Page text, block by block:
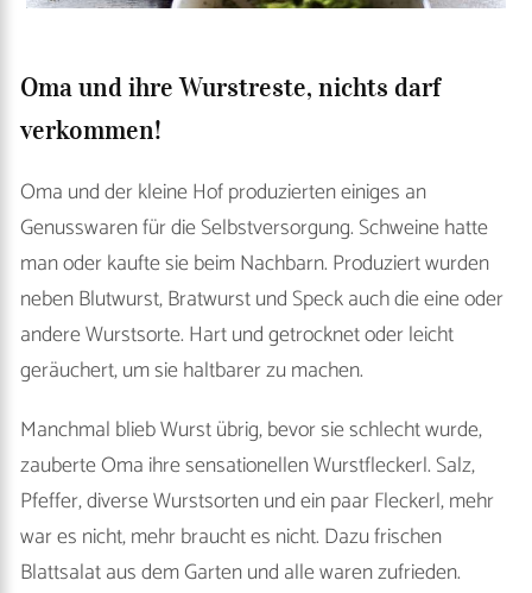
Oma und ihre Wurstreste, nichts darf
verkommen!
Oma und der kleine Hof produzierten einiges an
Genusswaren für die Selbstversorgung. Schweine hatte
man oder kaufte sie beim Nachbarn. Produziert wurden
neben Blutwurst, Bratwurst und Speck auch die eine oder
andere Wurstsorte. Hart und getrocknet oder leicht
geräuchert, um sie haltbarer zu machen.
Manchmal blieb Wurst übrig, bevor sie schlecht wurde,
zauberte Oma ihre sensationellen Wurstfleckerl. Salz,
Pfeffer, diverse Wurstsorten und ein paar Fleckerl, mehr
war es nicht, mehr braucht es nicht. Dazu frischen
Blattsalat aus dem Garten und alle waren zufrieden.